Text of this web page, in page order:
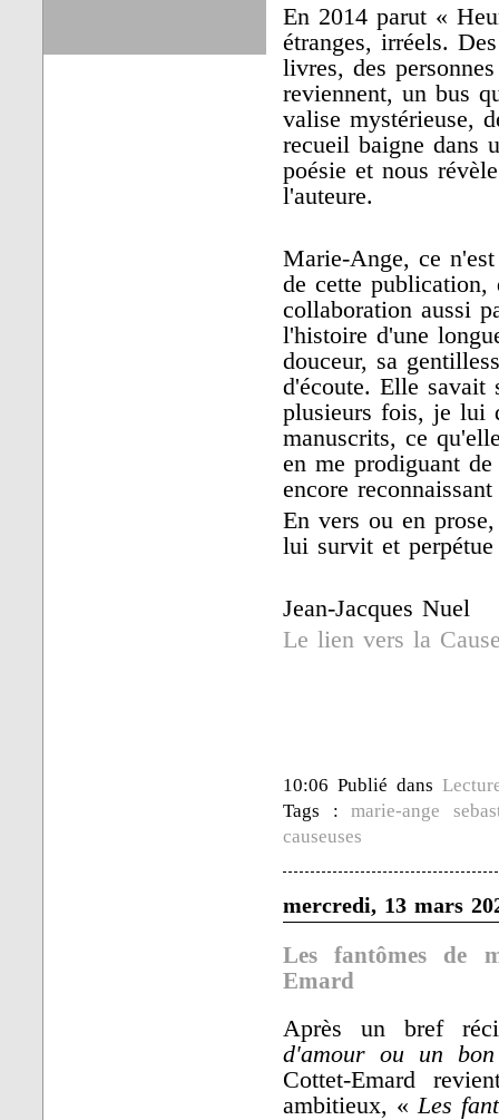
En 2014 parut «
étranges, irréels.
livres, des
reviennent, un bus
valise mystérieuse,
recueil baigne dans
poésie et nous
l'auteure.
Marie-Ange, ce
de cette publication,
collaboration aussi
l'histoire d'une
douceur, sa
d'écoute. Elle savait
plusieurs fois, je lui
manuscrits, ce
en me prodiguant
encore
En vers ou en
lui survit et
Jean-Jacques Nuel
Le lien vers la
10:06 Publié dans
Tags :marie-ange
causeuses
mercredi, 13 mars
Les fantômes de
Emard
Après un bref
d'amour ou un
Cottet-Emard
ambitieux, «Les